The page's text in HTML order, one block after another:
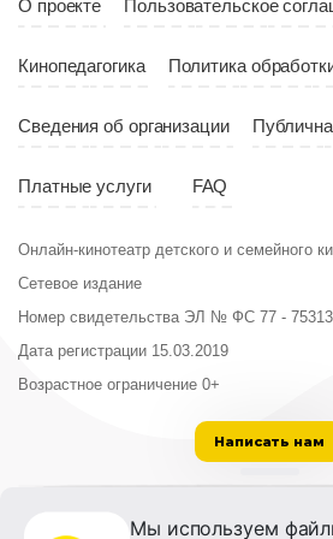
Мы используем
О проекте Пользовательское
Кинопедагогика Политика
Сведения об организации
Платные услуги FAQ
Онлайн-кинотеатр детского и семейного
Сетевое издание
Номер свидетельства ЭЛ № ФС 77 - 75313
Дата регистрации 15.03.2019
Возрастное ограничение 0+
Написать нам
ООО «Институт развития кино и медиа»